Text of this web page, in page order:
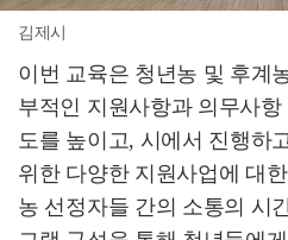
김제시
이번 교육은 청년농 및 후계
부적인 지원사항과 의무사
도를 높이고, 시에서 진행하
위한 다양한 지원사업에 대
농 선정자들 간의 소통의 시